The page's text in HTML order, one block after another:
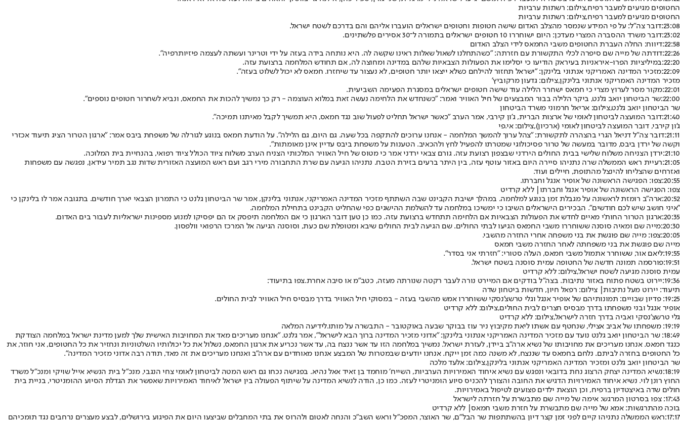
החטופים מגיעים למעבר רפיח,צילום: רשתות ערביות
החטופים מגיעים למעבר רפיח,צילום: רשתות ערביות
23:08: דובר צה״ל: על פי המידע שנמסר מהצלב האדום שישה חטופות וחטופים ישראלים הועברו אליהם והם בדרכם לשטח ישראל.
23:02: דובר משרד ההסברה המצרי מעדכן: היום ישוחררו 10 חטופים ישראלים בתמורה ל־30 אסירים פלשתינים.
22:58: דיווח: החלה העברת החטופים משבי החמאס לידי הצלב האדום
22:26: דודתה של מייה שם סיפרה לכלי התקשורת עם חזרתה: "כשהתחלנו לשאול שאלות ראינו שקשה לה. היא נותחה בידה בעזה על ידי וטרינר ועשתה לעצמה פיזיותרפיה".
22:20: במיליציות הפרו-איראניות בעיראק הודיעו כי יסלימו את הפעולות הצבאיות שלהם במדינה ומחוצה לה, אם תחודש המלחמה ברצועת עזה.
22:09: מזכיר המדינה האמריקני אנתוני בלינקן: "ישראל תחזור להילחם כשלא ייצאו יותר חטופים, לא נעצור עד שיחזרו. חמאס לא יכול לשלוט בעזה".
מזכיר המדינה האמריקני אנתוני בלינקן,צילום: גדעון מרקוביץ'
22:01: מקור מסר לערוץ מצרי כי חמאס ישחרר הלילה עוד שישה חטופים ישראלים במסגרת הפעימה השביעית.
22:00: שר הביטחון יואב גלנט, ביקר הלילה בבור המבצעים של חיל האוויר ואמר: ״כשנחדש את הלחימה נעשה זאת במלוא העוצמה - רק כך נמשיך להכות את החמאס, ונביא לשחרור חטופים נוספים״.
שר הביטחון יואב גלנט,צילום: אריאל חרמוני משרד הביטחון
21:40: דובר המועצה לביטחון לאומי של ארצות הברית, ג'ון קירבי, אמר הערב "כאשר ישראל תחליט לפעול שוב נגד חמאס, היא תמשיך לקבל מאיתנו תמיכה".
ג'ון קירבי, דובר המועצה לביטחון לאומי (ארכיון),צילום: אי.פי
21:11: דובר צה"ל דניאל הגרי בהצהרה לתקשורת: "צהל ערוך להמשך המלחמה - אנחנו ערוכים להתקפה בכל שעה. גם היום, גם הלילה". על הודעת חמאס בנוגע לגורלה של משפחת ביבס אמר: "ארגון הטרור הציג תיעוד אכזרי
וקשה של ירדן ביבס, מדובר במעשה של טרור פסיכולוגי שמטרתו להפעיל לחץ ולהכאיב. הטענות על משפחת ביבס עדיין אינן מאומתות".
21:10: ירדן הצניחה משלוח שלישי בבית החולים הירדני שבצפון רצועת עזה. גורם צבאי ירדני אמר כי מטוס של חיל האוויר המלכותי הצניח הערב משלוח ציוד הכולל ציוד רפואי, בהנחיית בית המלוכה.
21:05: רעיית ראש הממשלה שרה נתניהו סיירה היום באזור עוטף עזה, בין היתר ברעים בזירת הטבח. נתניהו הגיעה עם שרת התחבורה מירי רגב ועם ראש המועצה האזורית שדות נגב תמיר עידאן, נפגשה עם משפחות
ואזרחים שהצליחו להינצל מהתופת, חיילים ועוד.
20:55: צפו: הפגישה הראשונה של אופיר אנגל וחברתו.
צפו: הפגישה הראשונה של אופיר אנגל וחברתו| ללא קרדיט
20:52: ארה״ב רומזת לראשונה על מגבלת זמן בנוגע למלחמה. במהלך ישיבת הקבינט שבה השתתף מזכיר המדינה האמריקני, אנתוני בלינקן, אמר שר הביטחון גלנט כי התמרון הצבאי יארך חודשים. בתגובה אמר לו בלינקן כי
״איני חושב שיש לכם חודשים״. הבכירים הישראלים השיבו כי ימשיכו במלחמה עד להשלמת ההישגים כפי שהחליט הקבינט בתחילת המלחמה.
20:35: ארגון הטרור החות'י מאיים לחדש את הפעולות הצבאיות אם הלחימה תתחדש ברצועת עזה. כמו כן טען דובר הארגון כי אם המלחמה תיפסק אז הם יפסיקו למנוע מספינות ישראליות לעבור בים האדום.
20:30: מייה שם ומאיה סוסנה ששוחררו משבי החמאס הגיעו לבתי החולים. שם הגיעה לבית החולים שיבא ומטופלת שם כעת, וסוסנה הגיעה אל המרכז הרפואי וולפסון.
20:05: צפו: מייה שם פוגשת את בני משפחה אחרי החזרה מהשבי.
מייה שם פוגשת את בני משפחתה לאחר החזרה משבי חמאס
19:55: ליאם אור, ששוחרר אתמול משבי חמאס, העלה סטורי: ״חזרתי אני בסדר״.
19:51: פורסמה תמונה חדשה של החטופה עמית סוסנה בשטח ישראל.
עמית סוסנה מגיעה לשטח ישראל,צילום: ללא קרדיט
19:36: יירוט בשטח פתוח באזור נתיבות. בצה"ל בודקים אם המיירט נורה לעבר רקטה שנורתה מעזה, כטב"מ או סיבה אחרת.צפו בתיעוד:
תיעוד: יירוט מעל נתיבות| צילום: רפאל חיון, חדשות ביטחון שדה
19:25: פדיון שבויים: תמונותיהם של אופיר אנגל וגלי טרשצ'נסקי ששוחררו אמש מהשבי בעזה - במסוקי חיל האוויר בדרך מבסיס חיל האוויר לבית החולים.
אופיר אנגל ובני משפחתו בדרך מבסיס חצרים לבית החולים,צילום: ללא קרדיט
גלי טרשצ'נסקי ואביה בדרך חזרה לישראל,צילום: ללא קרדיט
19:19: משפחתו של אביב אצילי, שנחטף עם אשתו ליאת מקיבוץ ניר עוז בבוקר שבעה באוקטובר - התבשרה על מותו.
לידיעה המלאה
18:49: שר הביטחון יואב גלנט נועד עם מזכיר המדינה האמריקני אנתוני בלינקן: ״אדוני מזכיר המדינה ברוך הבא לישראל", אמר גלנט. "אנחנו מעריכים מאד את המחויבות האישית שלך למען מדינת ישראל במלחמה הצודקת
כנגד חמאס. אנחנו מעריכים את מחויבותו של נשיא ארה"ב ביידן, לעזרת ישראל. נמשיך במלחמה הזו עד אשר ננצח בה, עד אשר נכריע את ארגון החמאס, נשלול את כל יכולותיו השלטוניות ונחזיר את כל החטופים, אני חוזר, את
כל החטופים בחזרה לביתם. נלחם בחמאס עד שננצח, לא משנה כמה זמן ייקח. אנחנו יודעים שבמטרות של המבצע אנחנו מאוחדים עם ארה״ב ואנחנו מעריכים את זה מאד, תודה רבה אדוני מזכיר המדינה״.
שר הביטחון יואב גלנט ומזכיר המדינה האמריקני אנתוני בלינקן,צילום: אלעד מלכה
18:19: נשיא המדינה יצחק הרצוג נחת בדובאי ונפגש עם נשיא איחוד האמירויות הערביות, השייח׳ מוחמד בן זאיד אאל נהיא. בפגישה נכחו גם ראש המטה לביטחון לאומי צחי הנגבי, מנכ״ל בית הנשיא אייל שויקי ומנכ״ל משרד
החוץ רונן לוי. נשיא איחוד האמירויות הדגיש את החובה והצורך להכניס סיוע הומניטרי לעזה. כמו כן, הודה לנשיא המדינה על שיתוף הפעולה בין ישראל לאיחוד האמירויות שאפשר את הגדלת הסיוע ההומניטרי, בניית בית
חולים שדה באיצטדיון ברפיח, וכן הוצאת ילדים פצועים לטיפול באמירויות.
17:43: צפו בסרטון המרגש: אימה של מייה שם מתבשרת על חזרתה לישראל
בוכה מהתרגשות: אמא של מייה שם מתבשרת על חזרת משבי חמאס| ללא קרדיט
17:17: ראש הממשלה נתניהו קיים לפני זמן קצר דיון בהשתתפות שר הבל״ם, שר האוצר, המפכ״ל וראש השב״כ והנחה לאטום ולהרוס את בתי המחבלים שביצעו היום את הפיגוע בירושלים, לבצע מעצרים נרחבים נגד תומכיהם